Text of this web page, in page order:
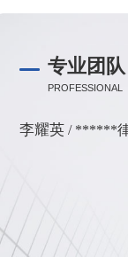
专业团队
PROFESSIONAL
李耀英 / ******